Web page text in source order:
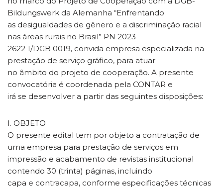
Bildungswerk da Alemanha “Enfrentando
as desigualdades de gênero e a discriminação racial
nas áreas rurais no Brasil” PN 2023
2622 1/DGB 0019, convida empresa especializada na
prestação de serviço gráfico, para atuar
no âmbito do projeto de cooperação. A presente
convocatória é coordenada pela CONTAR e
irá se desenvolver a partir das seguintes disposições:
I. OBJETO
O presente edital tem por objeto a contratação de
uma empresa para prestação de serviços em
impressão e acabamento de revistas institucional
contendo 30 (trinta) páginas, incluindo
capa e contracapa, conforme especificações técnicas